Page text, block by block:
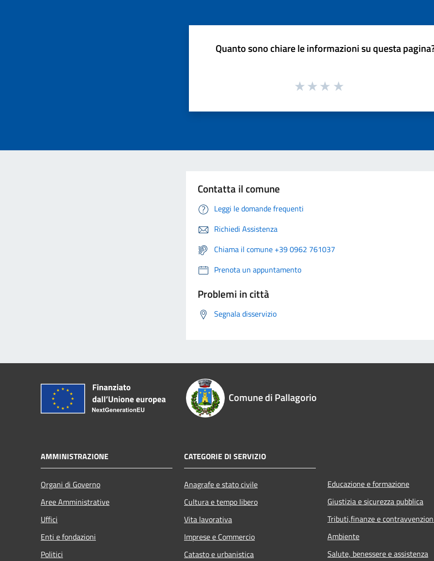
Quanto sono chiare le informazioni su questa
Contatta il comune
Leggi le domande frequenti
Richiedi Assistenza
Chiama il comune +39 0962 761037
Prenota un appuntamento
Problemi in città
Segnala disservizio
Comune di Pallagorio
AMMINISTRAZIONE
Organi di Governo
Aree Amministrative
Uffici
Enti e fondazioni
Politici
CATEGORIE DI SERVIZIO
Anagrafe e stato civile
Cultura e tempo libero
Vita lavorativa
Imprese e Commercio
Catasto e urbanistica
Educazione e formazione
Giustizia e sicurezza pubblica
Tributi,finanze e
Ambiente
Salute, benessere e assistenza